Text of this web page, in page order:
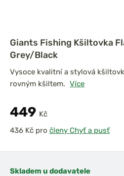
Giants Fishing Kšiltovka
Grey/Black
Vysoce kvalitní a stylová
rovným kšiltem. Více
449 Kč
pro členy Chyť a pusť
Skladem u dodavatele